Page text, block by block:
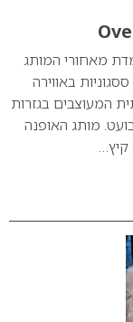
מאחורי המותג
באווירה
המעוצבים בגזרות
מותג האופנה
קיץ…